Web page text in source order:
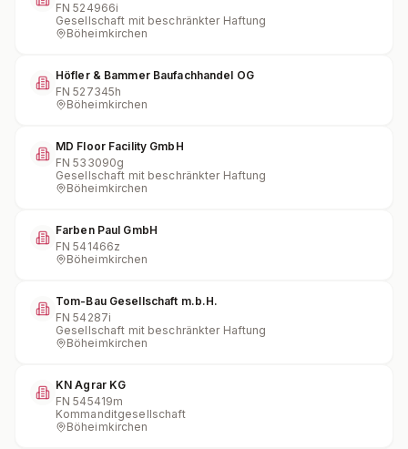
FN524966i
Gesellschaft mit beschränkter Haftung
Böheimkirchen
Höfler & Bammer Baufachhandel OG
FN527345h
Böheimkirchen
MD Floor Facility GmbH
FN533090g
Gesellschaft mit beschränkter Haftung
Böheimkirchen
Farben Paul GmbH
FN541466z
Böheimkirchen
Tom-Bau Gesellschaft m.b.H.
FN54287i
Gesellschaft mit beschränkter Haftung
Böheimkirchen
KN Agrar KG
FN545419m
Kommanditgesellschaft
Böheimkirchen